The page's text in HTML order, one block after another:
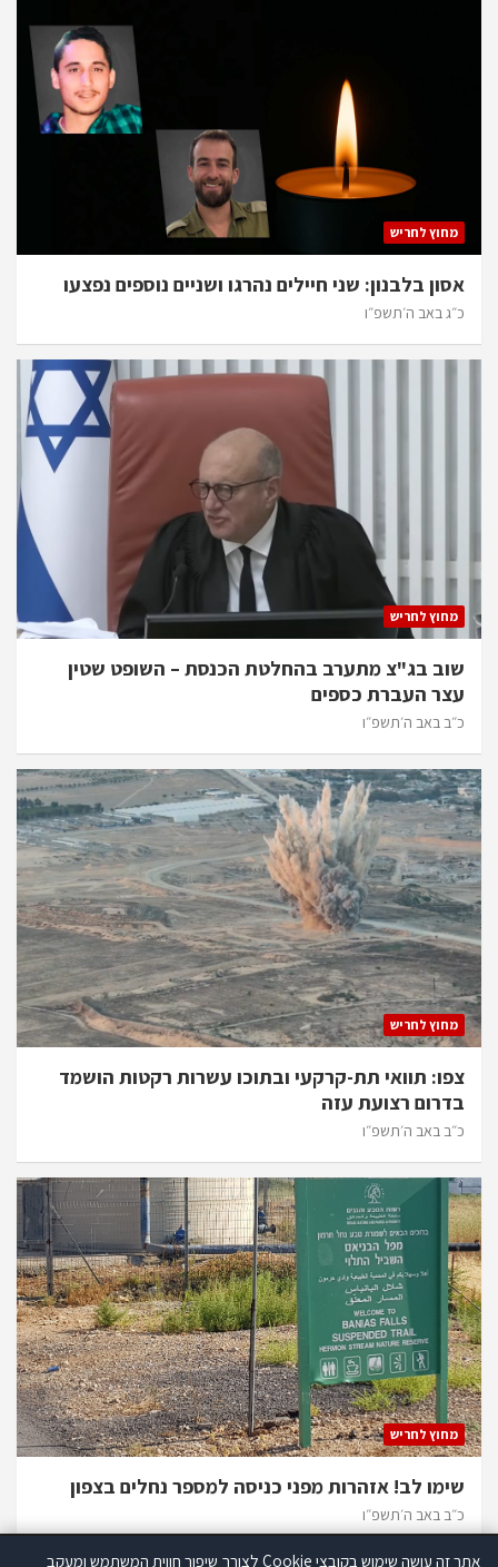
מחוץ לחריש
אסון בלבנון: שני חיילים נהרגו ושניים נוספים נפצעו
כ״ג באב ה׳תשפ״ו
מחוץ לחריש
שוב בג"צ מתערב בהחלטת הכנסת – השופט שטין
עצר העברת כספים
כ״ב באב ה׳תשפ״ו
מחוץ לחריש
צפו: תוואי תת-קרקעי ובתוכו עשרות רקטות הושמד
בדרום רצועת עזה
כ״ב באב ה׳תשפ״ו
מחוץ לחריש
שימו לב! אזהרות מפני כניסה למספר נחלים בצפון
כ״ב באב ה׳תשפ״ו
אתר זה עושה שימוש בקובצי Cookie לצורך שיפור חווית המשתמש ומעקב
אתר זה עושה שימוש בקוקיז לצורך שיפור חווית המשתמש ומעקב סטטיסטי.